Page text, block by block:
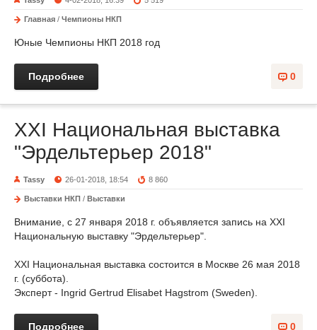
Главная / Чемпионы НКП
Юные Чемпионы НКП 2018 год
0
Подробнее
XXI Национальная выставка
"Эрдельтерьер 2018"
Tassy 26-01-2018, 18:54 8 860
Выставки НКП / Выставки
Внимание, с 27 января 2018 г. объявляется запись на XXI
Национальную выставку "Эрдельтерьер".
ХХI Национальная выставка состоится в Москве 26 мая 2018
г. (суббота).
Эксперт - Ingrid Gertrud Elisabet Hagstrom (Sweden).
0
Подробнее